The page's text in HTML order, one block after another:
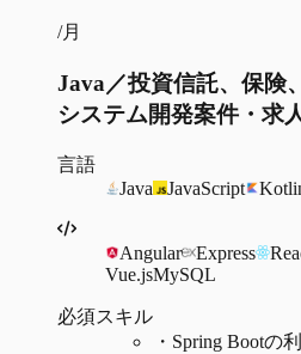
/月
Java／投資信託、保険
システム開発案件・求
言語
Java
JavaScript
Angular Express
Vue.jsMySQL
必須スキル
・ Spring Bootの